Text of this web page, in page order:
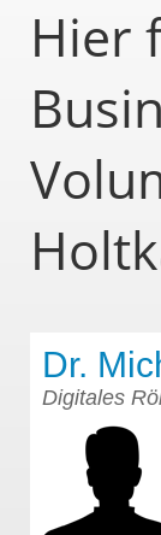
Hier
Dr.
Digitales